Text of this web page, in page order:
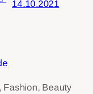
14.10.2021
Fashion, Beauty